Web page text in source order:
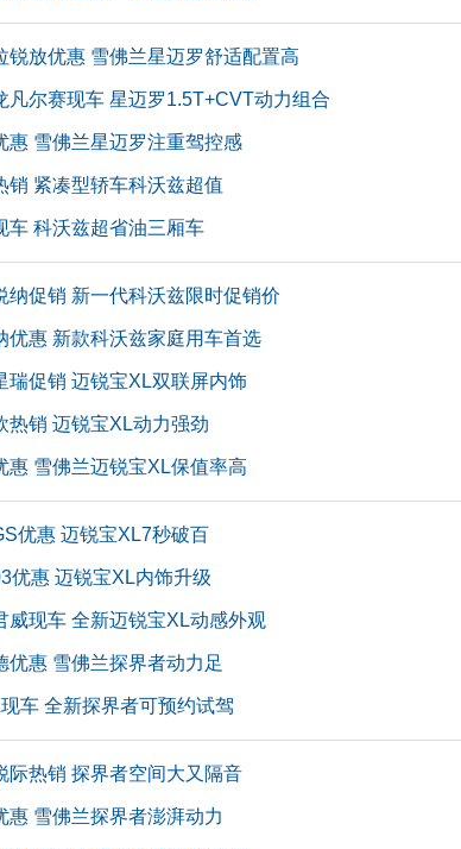
锐放优惠 雪佛兰星迈罗舒适配置高
凡尔赛现车 星迈罗1.5T+CVT动力组合
惠 雪佛兰星迈罗注重驾控感
销 紧凑型轿车科沃兹超值
车 科沃兹超省油三厢车
纳促销 新一代科沃兹限时促销价
优惠 新款科沃兹家庭用车首选
瑞促销 迈锐宝XL双联屏内饰
热销 迈锐宝XL动力强劲
惠 雪佛兰迈锐宝XL保值率高
优惠 迈锐宝XL7秒破百
优惠 迈锐宝XL内饰升级
威现车 全新迈锐宝XL动感外观
优惠 雪佛兰探界者动力足
车 全新探界者可预约试驾
际热销 探界者空间大又隔音
惠 雪佛兰探界者澎湃动力